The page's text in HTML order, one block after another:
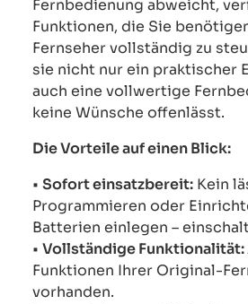
Fernbedienung abweicht,
Funktionen, die Sie
Fernseher vollständig zu
sie nicht nur ein praktischer
auch eine vollwertige
keine Wünsche offenlässt.
Die Vorteile auf einen Blick:
• Sofort einsatzbereit: Kein
Programmieren oder
Batterien einlegen –
• Vollständige Funktionalität:
Funktionen Ihrer Original-
vorhanden.